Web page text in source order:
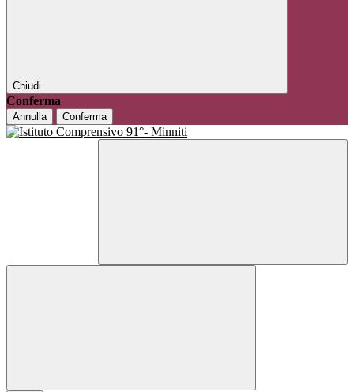
Chiudi
Conferma
Annulla Conferma